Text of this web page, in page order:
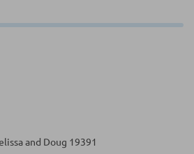
and Doug 19391